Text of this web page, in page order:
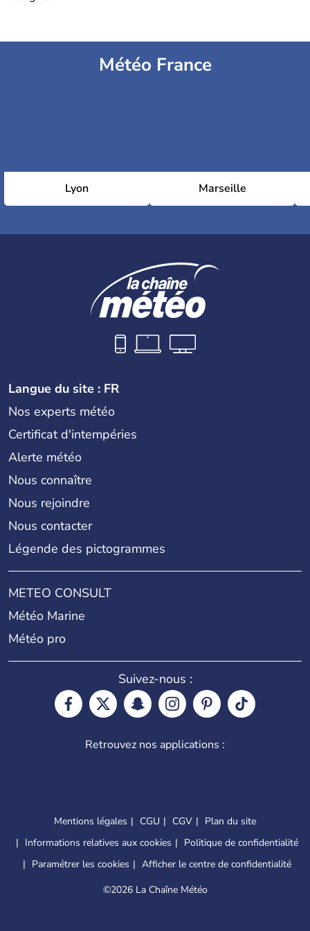
Météo France
Lyon Marseille
Langue du site : FR
Nos experts météo
Certificat d'intempéries
Alerte météo
Nous connaître
Nous rejoindre
Nous contacter
Légende des pictogrammes
METEO CONSULT
Météo Marine
Météo pro
Suivez-nous :
Retrouvez nos applications :
Mentions légales CGU CGV
Plan du site
Informations relatives aux cookies
Politique de confidentialité
Paramétrer les cookies
Afficher le centre de confidentialité
©2026 La Chaîne Météo